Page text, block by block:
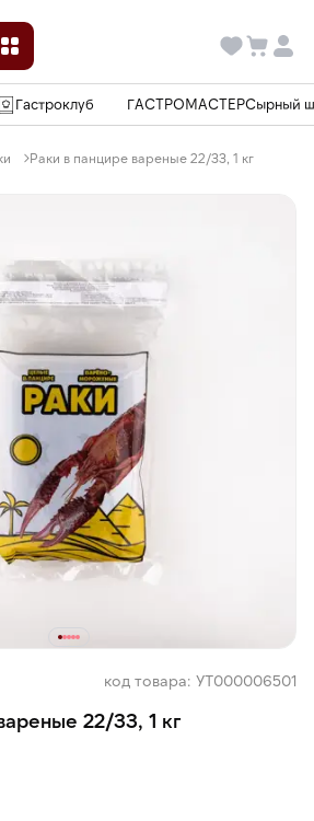
Гастроклуб ГАСТРОМАСТЕРСырный
Раки в панцире вареные 22/33, 1 кг
код товара: УТ000006501
22/33, 1 кг